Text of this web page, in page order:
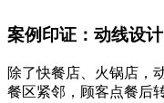
案例印证：动线设
除了快餐店、火锅店，
餐区紧邻，顾客点餐后